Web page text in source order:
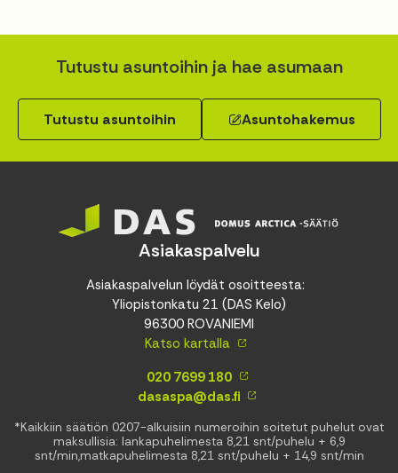
Tutustu asuntoihin ja hae asumaan
Tutustu asuntoihin Asuntohakemus
Asiakaspalvelu
Asiakaspalvelun löydät osoitteesta:
Yliopistonkatu 21 (DAS Kelo)
96300 ROVANIEMI
Katso kartalla
020 7699 180
dasaspa@das.fi
*Kaikkiin säätiön 0207-alkuisiin numeroihin soitetut puhelut ovat
maksullisia: lankapuhelimesta 8,21 snt/puhelu + 6,9
snt/min,matkapuhelimesta 8,21 snt/puhelu + 14,9 snt/min